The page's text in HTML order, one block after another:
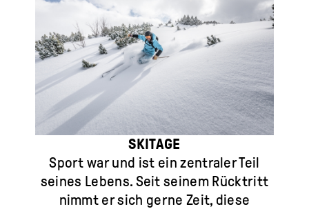
SKITAGE
Sport war und ist ein zentraler Teil
seines Lebens. Seit seinem Rücktritt
nimmt er sich gerne Zeit, diese